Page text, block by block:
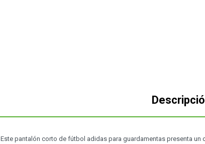
Este pantalón corto de fútbol adidas para guardamentas presenta un